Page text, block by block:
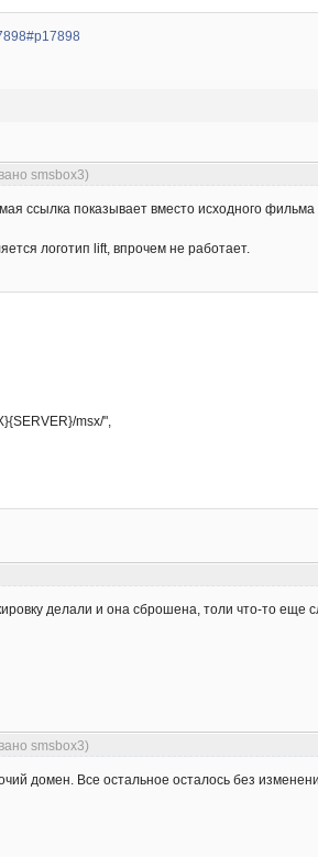
smsbox3)
ссылка показывает вместо исходного
логотип lift, впрочем не работает.
msx/",
делали и она сброшена, толи что-то еще
smsbox3)
домен. Все остальное осталось без